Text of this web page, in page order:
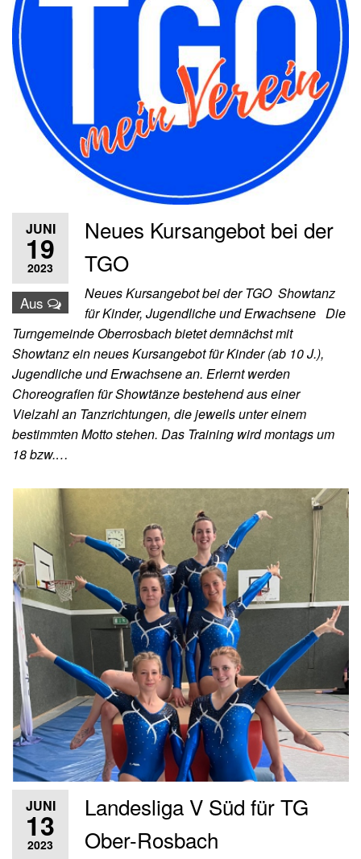
JUNI
19
2023
Aus
Neues Kursangebot bei der
TGO
Neues Kursangebot bei der TGO Showtanz
für Kinder, Jugendliche und Erwachsene Die
Turngemeinde Oberrosbach bietet demnächst mit
Showtanz ein neues Kursangebot für Kinder (ab 10 J.),
Jugendliche und Erwachsene an. Erlernt werden
Choreografien für Showtänze bestehend aus einer
Vielzahl an Tanzrichtungen, die jeweils unter einem
bestimmten Motto stehen. Das Training wird montags um
18 bzw.…
JUNI
13
2023
Landesliga V Süd für TG
Ober-Rosbach